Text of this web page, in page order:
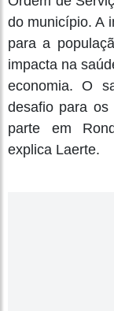
do município. A
para a
impacta na
economia. O
desafio para os
parte em
explica Laerte.